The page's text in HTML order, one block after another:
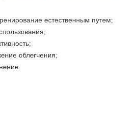
естественным путем;
облегчения;